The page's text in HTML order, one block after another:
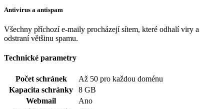
Antivirus a antispam
Všechny příchozí e-maily procházejí sítem, které odhalí viry a
odstraní většinu spamu.
Technické parametry
Počet schránek
Až 50 pro každou doménu
Kapacita schránky
8 GB
Webmail
Ano